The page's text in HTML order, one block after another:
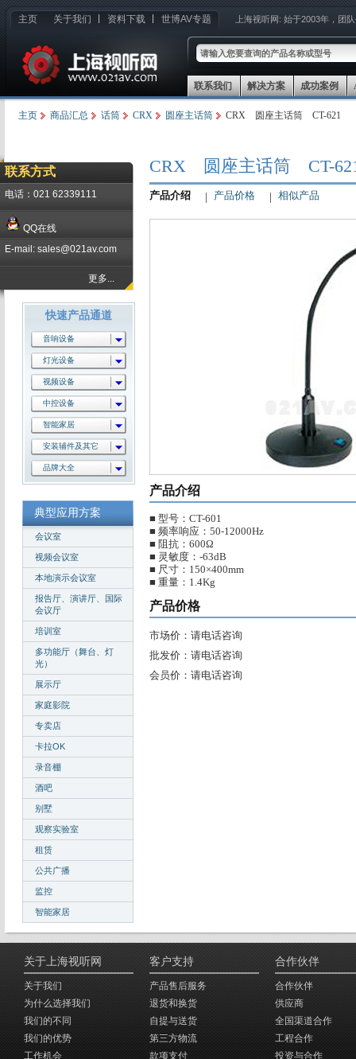
主页 关于我们 资料下载 世博AV专题 上海视听网: 始于2003年，团
联系我们 解决方案 成功案例
主页 商品汇总 话筒 CRX 圆座主话筒 CRX 圆座主话筒 CT-621
CRX 圆座主话筒 CT-
产品介绍 产品价格 相似产品
产品介绍
■ 型号：CT-601
■ 频率响应：50-12000Hz
■ 阻抗：600Ω
■ 灵敏度：-63dB
■ 尺寸：150×400mm
■ 重量：1.4Kg
产品价格
市场价：请电话咨询
批发价：请电话咨询
会员价：请电话咨询
联系方式
电话：021 62339111
QQ在线
E-mail: sales@021av.com
更多...
快速产品通道
音响设备
灯光设备
视频设备
中控设备
智能家居
安装辅件及其它
品牌大全
典型应用方案
会议室
视频会议室
本地演示会议室
报告厅、演讲厅、国际
会议厅
培训室
多功能厅（舞台、灯
光）
展示厅
家庭影院
专卖店
卡拉OK
录音棚
酒吧
别墅
观察实验室
租赁
公共广播
监控
智能家居
关于上海视听网
关于我们
为什么选择我们
我们的不同
我们的优势
工作机会
客户支持
产品售后服务
退货和换货
自提与送货
第三方物流
款项支付
合作伙伴
合作伙伴
供应商
全国渠道合作
工程合作
投资与合作